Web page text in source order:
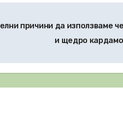
причини да използваме
и щедро